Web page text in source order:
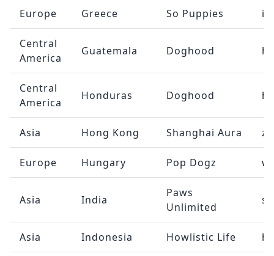
Europe Greece So Puppies
Central
America
Guatemala Doghood
Central
America
Honduras Doghood
Asia Hong Kong Shanghai Aura
Europe Hungary Pop Dogz
Asia India
Paws
Unlimited
Asia Indonesia Howlistic Life